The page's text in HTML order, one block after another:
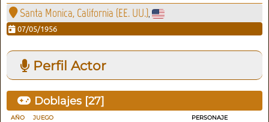
Santa Monica, California (EE. UU.),
07/05/1956
Perfil Actor
Doblajes [27]
AÑO JUEGO PERSONAJE